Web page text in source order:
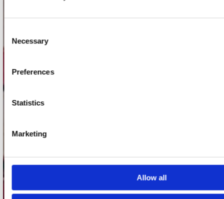
Selection
Necessary
Preferences
Statistics
Marketing
Allow all